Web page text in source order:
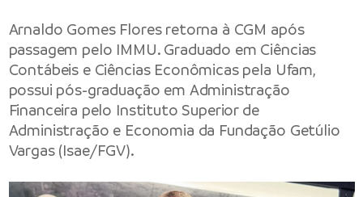
Arnaldo Gomes Flores retorna à CGM após
passagem pelo IMMU. Graduado em Ciências
Contábeis e Ciências Econômicas pela Ufam,
possui pós-graduação em Administração
Financeira pelo Instituto Superior de
Administração e Economia da Fundação Getúlio
Vargas (Isae/FGV).